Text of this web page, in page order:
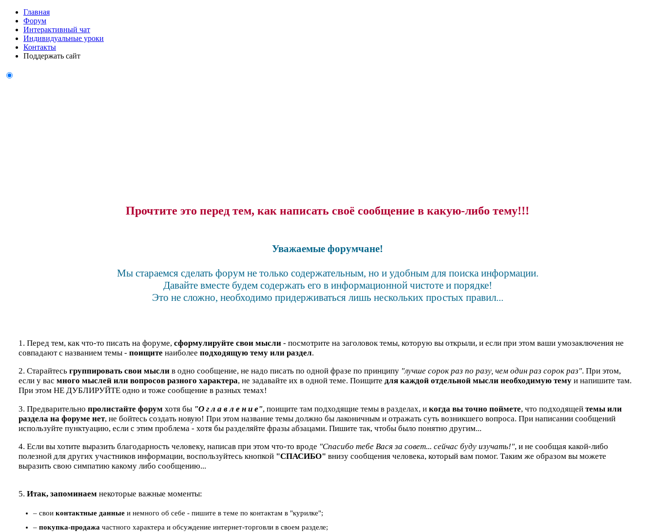
Главная
Форум
Интерактивный чат
Индивидуальные уроки
Контакты
Поддержать сайт
Прочтите это перед тем, как написать своё сообщение в какую-либо тему!!!
Уважаемые форумчане!
Мы стараемся сделать форум не только содержательным, но и удобным для поиска информации.
Давайте вместе будем содержать его в информационной чистоте и порядке!
Это не сложно, необходимо придерживаться лишь нескольких простых правил...
1. Перед тем, как что-то писать на форуме, сформулируйте свои мысли - посмотрите на заголовок темы, которую вы открыли, и если при этом ваши умозаключения не
совпадают с названием темы - поищите наиболее подходящую тему или раздел.
2. Старайтесь группировать свои мысли в одно сообщение, не надо писать по одной фразе по принципу "лучше сорок раз по разу, чем один раз сорок раз". При этом,
если у вас много мыслей или вопросов разного характера, не задавайте их в одной теме. Поищите для каждой отдельной мысли необходимую тему и напишите там.
При этом НЕ ДУБЛИРУЙТЕ одно и тоже сообщение в разных темах!
3. Предварительно пролистайте форум хотя бы "О г л а в л е н и е", поищите там подходящие темы в разделах, и когда вы точно поймете, что подходящей темы или
раздела на форуме нет, не бойтесь создать новую! При этом название темы должно бы лаконичным и отражать суть возникшего вопроса. При написании сообщений
используйте пунктуацию, если с этим проблема - хотя бы разделяйте фразы абзацами. Пишите так, чтобы было понятно другим...
4. Если вы хотите выразить благодарность человеку, написав при этом что-то вроде "Спасибо тебе Вася за совет... сейчас буду изучать!", и не сообщая какой-либо
полезной для других участников информации, воспользуйтесь кнопкой "СПАСИБО" внизу сообщения человека, который вам помог. Таким же образом вы можете
выразить свою симпатию какому либо сообщению...
5. Итак, запоминаем некоторые важные моменты:
– свои контактные данные и немного об себе - пишите в теме по контактам в "курилке";
– покупка-продажа частного характера и обсуждение интернет-торговли в своем разделе;